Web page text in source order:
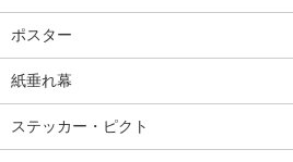
ポスター
紙垂れ幕
ステッカー・ピクト